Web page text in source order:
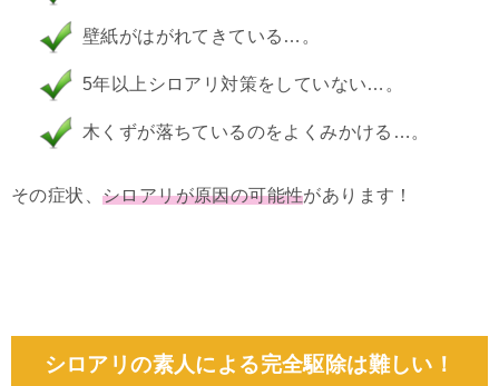
壁紙がはがれてきている…。
5年以上シロアリ対策をしていない…。
木くずが落ちているのをよくみかける…。
その症状、 シロアリが原因の可能性があります！
シロアリの素人による完全駆除は難しい！